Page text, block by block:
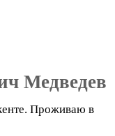
Медведев
Проживаю в